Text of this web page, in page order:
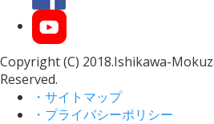
Copyright (C) 2018.Ishikawa-
Reserved.
・サイトマップ
・プライバシーポリシー